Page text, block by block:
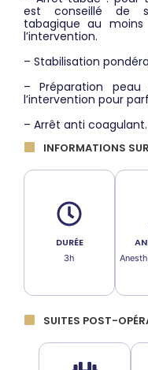
est conseillé de
tabagique au
l’intervention.
– Stabilisation
– Préparation
l’intervention pour
– Arrêt anti coagulant.
INFORMATIONS
DURÉE
3h
SUITES POST-